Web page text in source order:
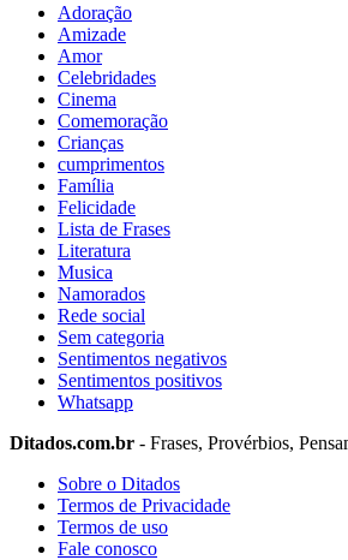
Adoração
Amizade
Amor
Celebridades
Cinema
Comemoração
Crianças
cumprimentos
Família
Felicidade
Lista de Frases
Literatura
Musica
Namorados
Rede social
Sem categoria
Sentimentos negativos
Sentimentos positivos
Whatsapp
Ditados.com.br - Frases, Provérbios,
Sobre o Ditados
Termos de Privacidade
Termos de uso
Fale conosco